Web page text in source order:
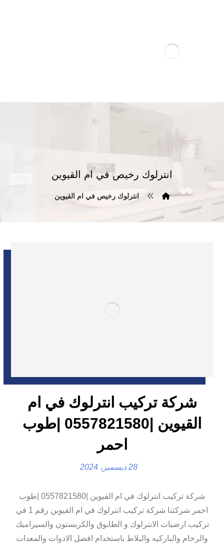
انترلوك رخيص في ام القيوين
انترلوك رخيص في ام القيوين
شركة تركيب انترلوك في ام
القيوين |0557821580 |طوب
احمر
28 ديسمبر، 2024
شركة تركيب انترلوك في ام القيوين |0557821580 |طوب
احمر شركتنا شركة تركيب انترلوك في ام القيوين رقم 1 في
تركيب ارضيات الانترلوك و الطابوق والكربستون والسيراميك
والرخام والباركيه والبلاط باستخدام افضل الادوات والمعدات